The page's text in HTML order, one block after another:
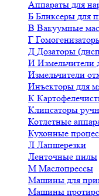
Аппараты для
Б Бликсеры для
В Вакуумные
Г
Д Дозаторы
И Измельчители
Измельчители
Инъекторы для
К
Клипсаторы
Котлетные
Кухонные
Л Лапшерезки
Ленточные пилы
М Маслопрессы
Машины для
Машины